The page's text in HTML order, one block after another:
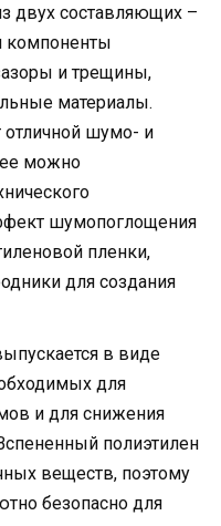
двух составляющих –
компоненты
и трещины,
материалы.
отличной шумо- и
ее можно
шумопоглощения
пленки,
для создания
в виде
для
и для снижения
полиэтилен
веществ, поэтому
безопасно для